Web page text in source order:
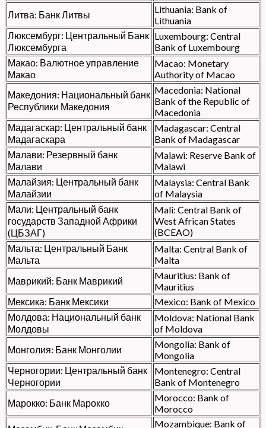
Литва: Банк Литвы
Lithuania: Bank of
Lithuania
Люксембург: Центральный Банк
Люксембурга
Luxembourg: Central
Bank of Luxembourg
Макао: Валютное управление
Макао
Macao: Monetary
Authority of Macao
Македония: Национальный банк
Республики Македония
Macedonia: National
Bank of the Republic of
Macedonia
Мадагаскар: Центральный банк
Мадагаскара
Madagascar: Central
Bank of Madagascar
Малави: Резервный банк
Малави
Malawi: Reserve Bank of
Malawi
Малайзия: Центральный банк
Малайзии
Malaysia: Central Bank
of Malaysia
Мали: Центральный банк
государств Западной Африки
(ЦБЗАГ)
Mali: Central Bank of
West African States
(BCEAO)
Мальта: Центральный Банк
Мальта
Malta: Central Bank of
Malta
Маврикий: Банк Маврикий
Mauritius: Bank of
Mauritius
Мексика: Банк Мексики
Mexico: Bank of Mexico
Молдова: Национальный банк
Молдовы
Moldova: National Bank
of Moldova
Монголия: Банк Монголии
Mongolia: Bank of
Mongolia
Черногории: Центральный банк
Черногории
Montenegro: Central
Bank of Montenegro
Марокко: Банк Марокко
Morocco: Bank of
Morocco
Mozambique: Bank of